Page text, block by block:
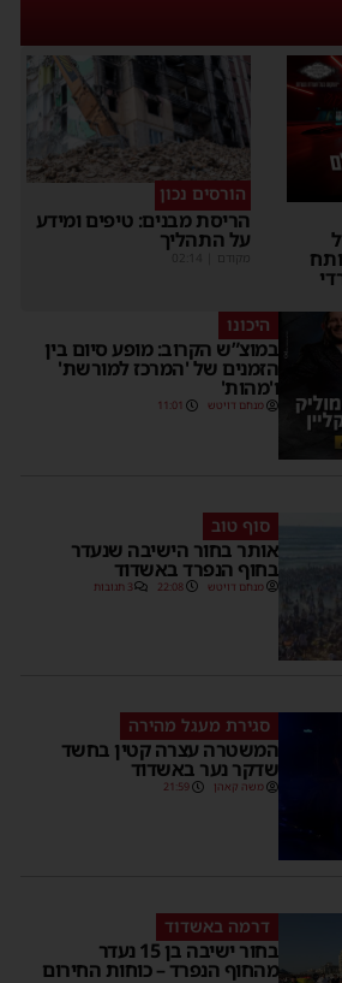
הורסים נכון
הריסת מבנים: טיפים ומידע
על התהליך
מקודם
היכונו
במוצ”ש הקרוב: מופע סיום בין
הזמנים של 'המרכז למורשת'
ו'מהות'
מנחם דויטש 11:01
סוף טוב
אותר בחור הישיבה שנעדר
בחוף הנפרד באשדוד
מנחם דויטש 22:08 3 תגובות
סגירת מעגל מהירה
המשטרה עצרה קטין בחשד
שדקר נער באשדוד
משה קאהן 21:59
דרמה באשדוד
בחור ישיבה בן 15 נעדר
מהחוף הנפרד – כוחות החירום